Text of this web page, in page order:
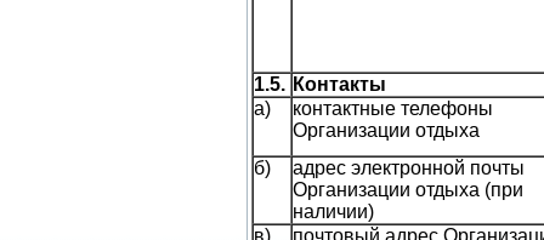
1.5. Контакты
а)
контактные телефоны
Организации отдыха
б)
адрес электронной почты
Организации отдыха (при
наличии)
в)
почтовый адрес